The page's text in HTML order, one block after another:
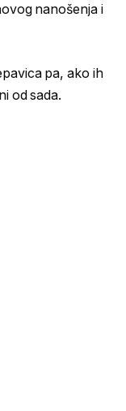
nanošenja i
pa, ako ih
od sada.